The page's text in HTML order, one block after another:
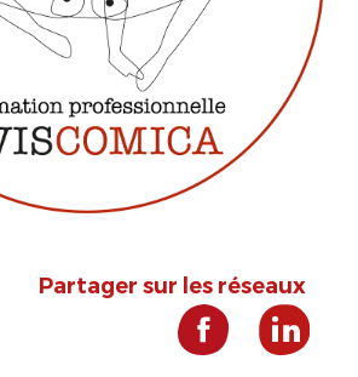
Partager sur les réseaux